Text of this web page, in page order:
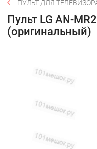
ПУЛЬТ ДЛЯ
Пульт LG AN-
(оригинальный)